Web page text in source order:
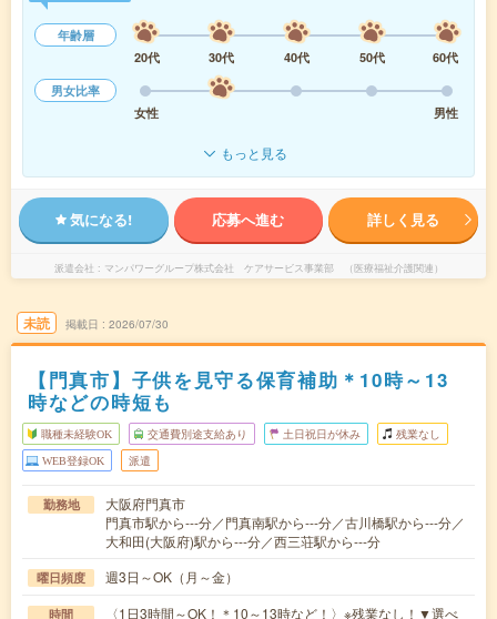
年齢層
20代
30代 40代 50代
60代
男女比率
女性
男性
もっと見る
気になる! 応募へ進む 詳しく見る
派遣会社 マンパワーグループ株式会社 ケアサービス事業部 （医療福祉介護関連）
未読 掲載日 2026/07/30
【門真市】子供を見守る保育補助＊10時～13
時などの時短も
職種未経験OK 交通費別途支給あり 土日祝日が休み 残業なし
WEB登録OK 派遣
勤務地
大阪府門真市
門真市駅から---分／門真南駅から---分／古川橋駅から---分／
大和田(大阪府)駅から---分／西三荘駅から---分
曜日頻度 週3日～OK（月～金）
時間
〈1日3時間～OK！＊10～13時など！〉※残業なし！▼選べ